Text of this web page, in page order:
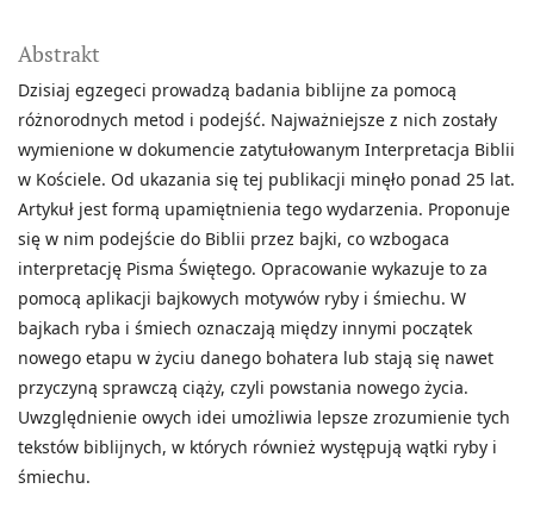
Abstrakt
Dzisiaj egzegeci prowadzą badania biblijne za pomocą
różnorodnych metod i podejść. Najważniejsze z nich zostały
wymienione w dokumencie zatytułowanym Interpretacja Biblii
w Kościele. Od ukazania się tej publikacji minęło ponad 25 lat.
Artykuł jest formą upamiętnienia tego wydarzenia. Proponuje
się w nim podejście do Biblii przez bajki, co wzbogaca
interpretację Pisma Świętego. Opracowanie wykazuje to za
pomocą aplikacji bajkowych motywów ryby i śmiechu. W
bajkach ryba i śmiech oznaczają między innymi początek
nowego etapu w życiu danego bohatera lub stają się nawet
przyczyną sprawczą ciąży, czyli powstania nowego życia.
Uwzględnienie owych idei umożliwia lepsze zrozumienie tych
tekstów biblijnych, w których również występują wątki ryby i
śmiechu.